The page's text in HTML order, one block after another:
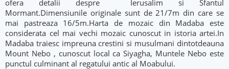
ofera detalii despre Ierusalim si Sfantul
Mormant.Dimensiunile originale sunt de 21/7m din care se
mai pastreaza 16/5m.Harta de mozaic din Madaba este
considerata cel mai vechi mozaic cunoscut in istoria artei.In
Madaba traiesc impreuna crestini si musulmani dintotdeauna
Mount Nebo , cunoscut local ca Siyagha, Muntele Nebo este
punctul culminant al regatului antic al Moabului.